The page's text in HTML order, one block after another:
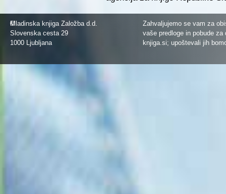
©
Mladinska knjiga Založba d.d.
Slovenska cesta 29
1000 Ljubljana
Zahvaljujemo se vam za
vaše predloge in pobude
knjiga.si; upoštevali jih